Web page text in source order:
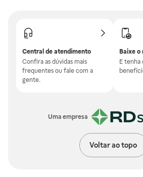
Central de atendimento
Confira as dúvidas mais
frequentes ou fale com a
gente.
Baixe o
E tenha
Uma empresa
Voltar ao topo